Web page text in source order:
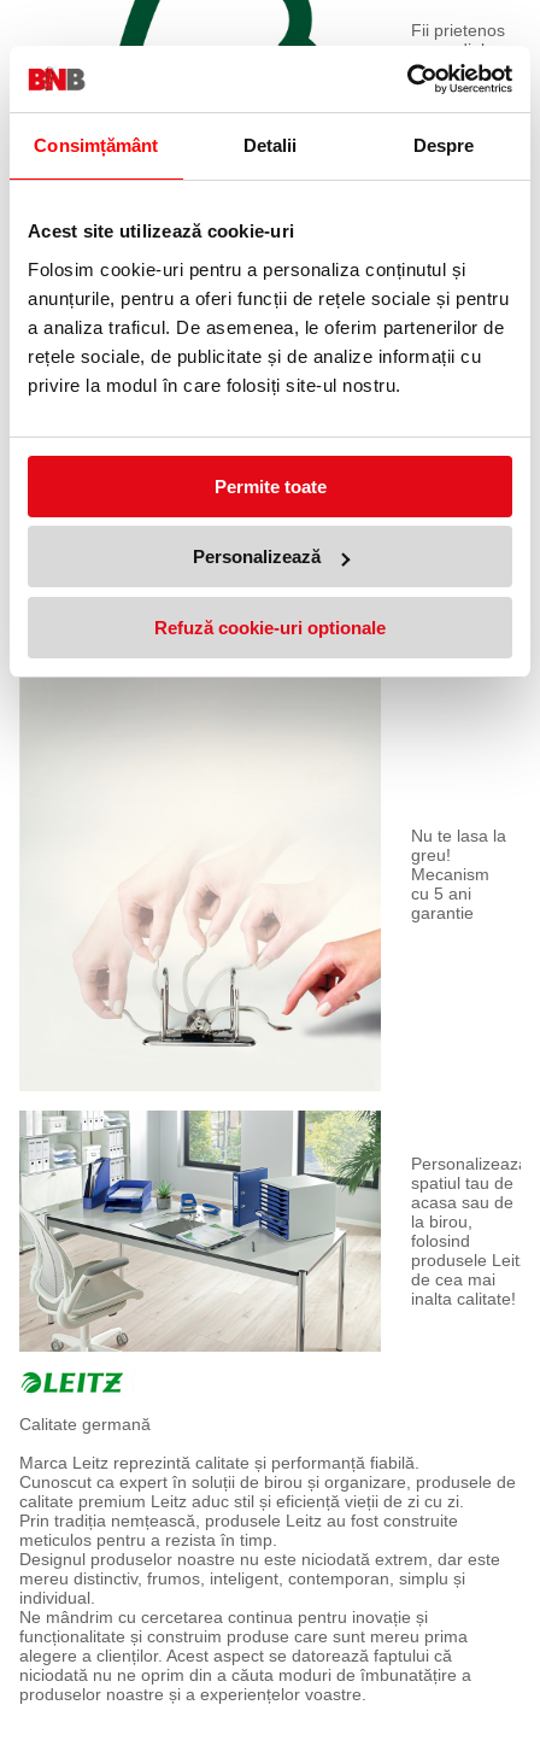
Consimțământ Detalii Despre
Acest site utilizează cookie-uri
Folosim cookie-uri pentru a personaliza conținutul și
anunțurile, pentru a oferi funcții de rețele sociale și pentru
a analiza traficul. De asemenea, le oferim partenerilor de
rețele sociale, de publicitate și de analize informații cu
privire la modul în care folosiți site-ul nostru.
Permite toate
Personalizează
Refuză cookie-uri optionale
Fii prietenos
cu mediul
inconjurator,
biblioraft cu
Biblioraftul are
eticheta adeziva
capacitate pana
Nu te lasa la
greu!
Mecanism
cu 5 ani
garantie
Personalizeaza
spatiul tau de
acasa sau de
la birou,
folosind
produsele Leitz
de cea mai
inalta calitate!
Calitate germană
Marca Leitz reprezintă calitate și performanță fiabilă.
Cunoscut ca expert în soluții de birou și organizare, produsele de
calitate premium Leitz aduc stil și eficiență vieții de zi cu zi.
Prin tradiția nemțească, produsele Leitz au fost construite
meticulos pentru a rezista în timp.
Designul produselor noastre nu este niciodată extrem, dar este
mereu distinctiv, frumos, inteligent, contemporan, simplu și
individual.
Ne mândrim cu cercetarea continua pentru inovație și
funcționalitate și construim produse care sunt mereu prima
alegere a clienților. Acest aspect se datorează faptului că
niciodată nu ne oprim din a căuta moduri de îmbunatățire a
produselor noastre și a experiențelor voastre.